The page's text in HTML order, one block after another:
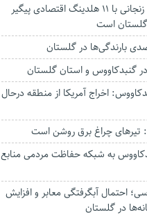
استاندار: بابک زنجانی با ۱۱ هلدینگ اقتصادی پیگیر
گلستان است
گنبدکاووس و استان گلستان
اخراج آمریکا از منطقه درحال
تیرهای چراغ برق روشن است
به شبکه حفاظت مردمی منابع
احتمال آبگرفتگی معابر و افزایش
در گلستان